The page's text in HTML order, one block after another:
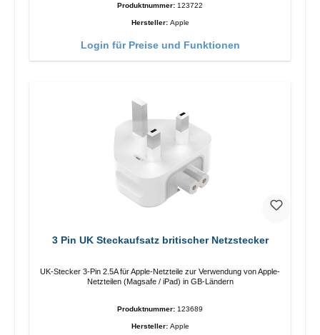
Produktnummer: 123722
Hersteller: Apple
Login für Preise und Funktionen
3 Pin UK Steckaufsatz britischer Netzstecker
UK-Stecker 3-Pin 2.5A für Apple-Netzteile zur Verwendung von Apple-
Netzteilen (Magsafe / iPad) in GB-Ländern
Produktnummer: 123689
Hersteller: Apple